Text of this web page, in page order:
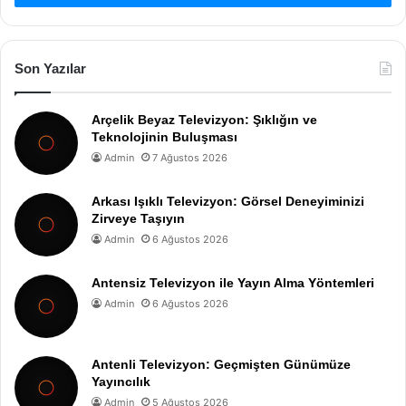
Son Yazılar
Arçelik Beyaz Televizyon: Şıklığın ve
Teknolojinin Buluşması
Admin 7 Ağustos 2026
Arkası Işıklı Televizyon: Görsel Deneyiminizi
Zirveye Taşıyın
Admin 6 Ağustos 2026
Antensiz Televizyon ile Yayın Alma Yöntemleri
Admin 6 Ağustos 2026
Antenli Televizyon: Geçmişten Günümüze
Yayıncılık
Admin 5 Ağustos 2026